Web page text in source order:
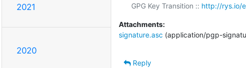
2021
2020
GPG Key Transition :: http://rys.io/
Attachments:
signature.asc (application/pgp-
Reply